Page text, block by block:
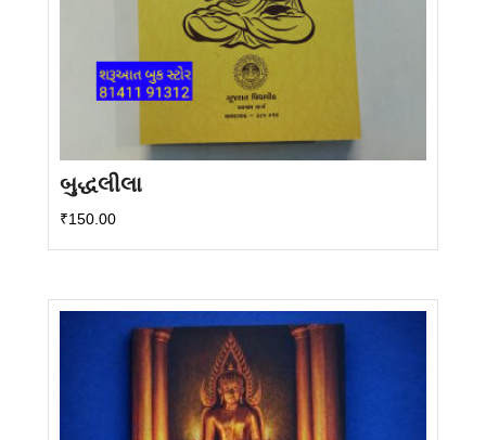
બુદ્ધલીલા
₹150.00